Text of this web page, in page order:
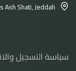
Shati, Jeddah
سياسة التسجيل